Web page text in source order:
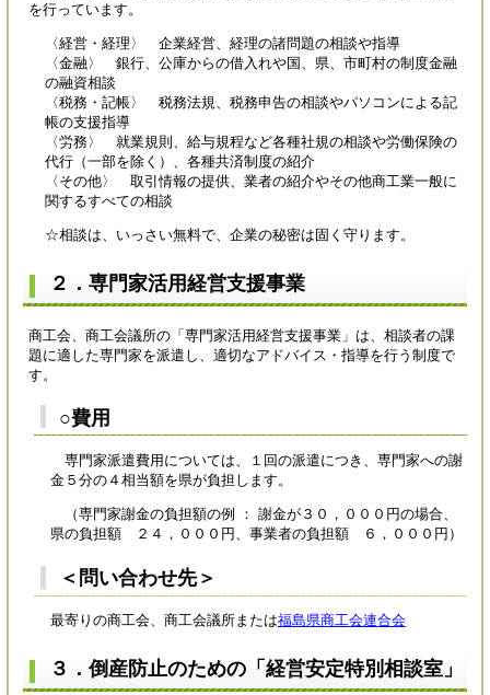
を行っています。
〈経営・経理〉 企業経営、経理の諸問題の相談や指導
〈金融〉 銀行、公庫からの借入れや国、県、市町村の制度金融
の融資相談
〈税務・記帳〉 税務法規、税務申告の相談やパソコンによる記
帳の支援指導
〈労務〉 就業規則、給与規程など各種社規の相談や労働保険の
代行（一部を除く）、各種共済制度の紹介
〈その他〉 取引情報の提供、業者の紹介やその他商工業一般に
関するすべての相談
☆相談は、いっさい無料で、企業の秘密は固く守ります。
２．専門家活用経営支援事業
商工会、商工会議所の「専門家活用経営支援事業」は、相談者の課
題に適した専門家を派遣し、適切なアドバイス・指導を行う制度で
す。
○費用
専門家派遣費用については、１回の派遣につき、専門家への謝
金５分の４相当額を県が負担します。
（専門家謝金の負担額の例 ： 謝金が３０，０００円の場合、
県の負担額 ２４，０００円、事業者の負担額 ６，０００円）
＜問い合わせ先＞
最寄りの商工会、商工会議所または福島県商工会連合会
３．倒産防止のための「経営安定特別相談室」